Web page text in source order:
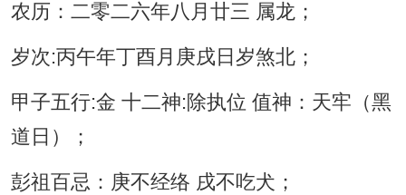
农历：二零二六年八月廿三 属龙；
岁次:丙午年丁酉月庚戌日岁煞北；
甲子五行:金 十二神:除执位 值神：天牢（黑
道日）；
彭祖百忌：庚不经络 戌不吃犬；